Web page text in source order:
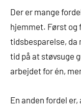
Der er mange
hjemmet. Først og
tidsbesparelse, da
tid på at støvsuge
arbejdet for én,
En anden fordel